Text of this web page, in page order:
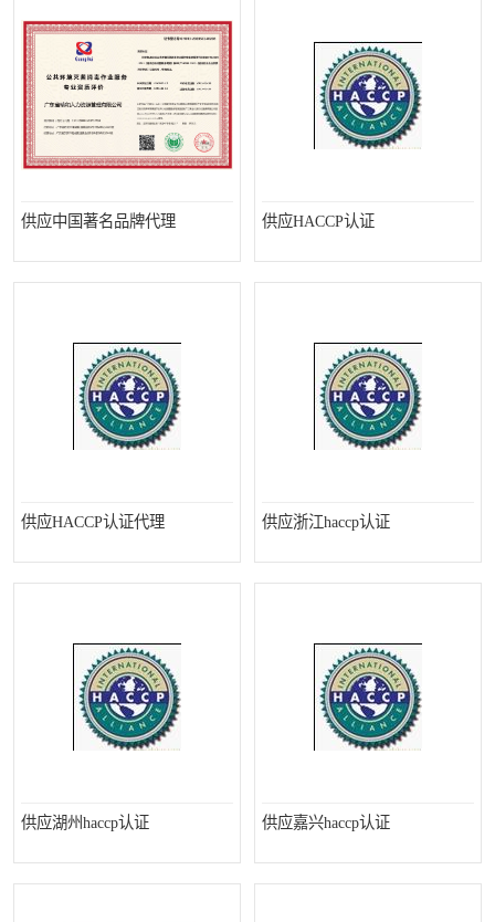
供应中国著名品牌代理 供应HACCP认证
供应HACCP认证代理 供应浙江haccp认证
供应湖州haccp认证 供应嘉兴haccp认证